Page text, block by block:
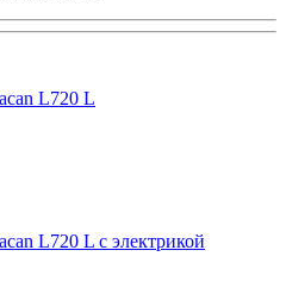
L720 L
L720 L с электрикой